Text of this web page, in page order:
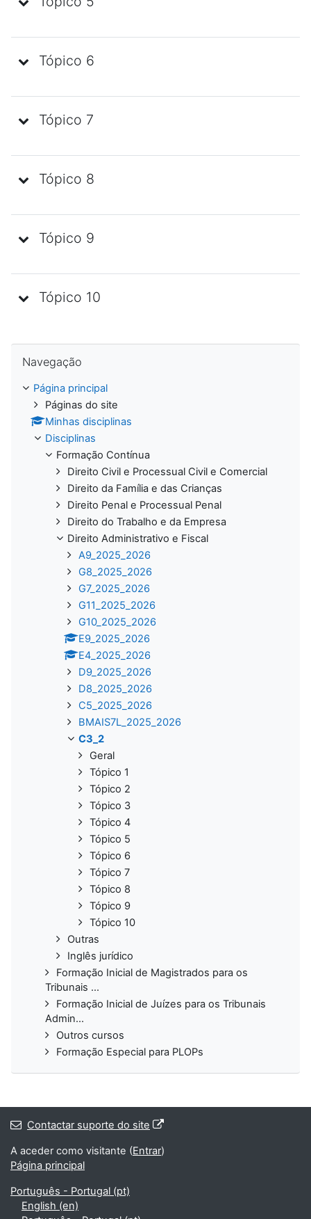
Tópico 6
Tópico 7
Tópico 8
Tópico 9
Tópico 10
Navegação
Página principal
Páginas do site
Minhas disciplinas
Disciplinas
Formação Contínua
Direito Civil e Processual Civil e Comercial
Direito da Família e das Crianças
Direito Penal e Processual Penal
Direito do Trabalho e da Empresa
Direito Administrativo e Fiscal
A9_2025_2026
G8_2025_2026
G7_2025_2026
G11_2025_2026
G10_2025_2026
E9_2025_2026
E4_2025_2026
D9_2025_2026
D8_2025_2026
C5_2025_2026
BMAIS7L_2025_2026
C3_2
Geral
Tópico 1
Tópico 2
Tópico 3
Tópico 4
Tópico 5
Tópico 6
Tópico 7
Tópico 8
Tópico 9
Tópico 10
Outras
Inglês jurídico
Formação Inicial de Magistrados para os
Tribunais ...
Formação Inicial de Juízes para os Tribunais
Admin...
Outros cursos
Formação Especial para PLOPs
Contactar suporte do site
A aceder como visitante (Entrar)
Página principal
Português - Portugal ‎(pt)‎
English ‎(en)‎